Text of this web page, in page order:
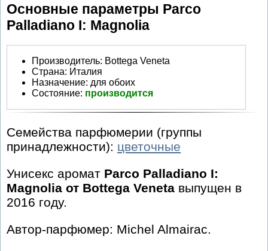
Основные параметры Parco
Palladiano I: Magnolia
Производитель: Bottega Veneta
Страна: Италия
Назначение: для обоих
Состояние: производится
Семейства парфюмерии (группы
принадлежности): цветочные
Унисекс аромат Parco Palladiano I:
Magnolia от Bottega Veneta выпущен в
2016 году.
Автор-парфюмер: Michel Almairac.